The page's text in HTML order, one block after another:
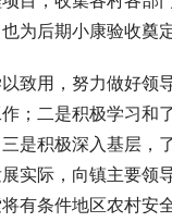
为后期小康验收奠
以致用，努力做好
；二是积极学习和
是积极深入基层，
实际，向镇主要领
有条件地区农村安